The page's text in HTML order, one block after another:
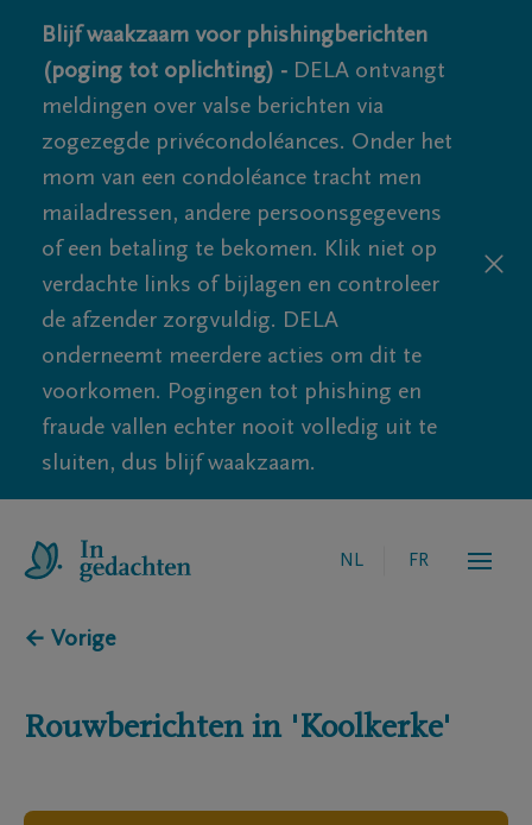
Blijf waakzaam voor phishingberichten
(poging tot oplichting) - DELA ontvangt
meldingen over valse berichten via
zogezegde privécondoléances. Onder het
mom van een condoléance tracht men
mailadressen, andere persoonsgegevens
of een betaling te bekomen. Klik niet op
verdachte links of bijlagen en controleer
de afzender zorgvuldig. DELA
onderneemt meerdere acties om dit te
voorkomen. Pogingen tot phishing en
fraude vallen echter nooit volledig uit te
sluiten, dus blijf waakzaam.
NL FR
← Vorige
Rouwberichten in 'Koolkerke'